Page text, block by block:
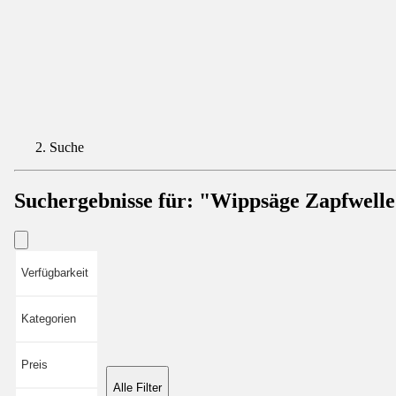
Suche
Suchergebnisse für: "Wippsäge
Verfügbarkeit
Kategorien
Preis
Alle Filter